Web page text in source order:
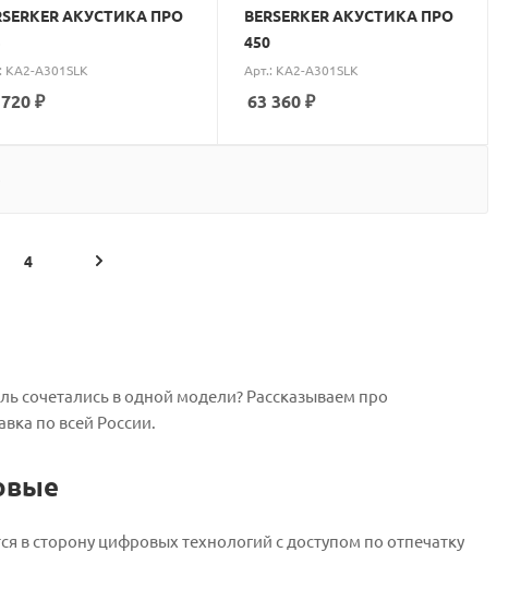
АКУСТИКА ПРО
KA2-A301SLK
₽
BERSERKER АКУСТИКА ПРО
450
Арт.: KA2-A301SLK
63 360₽
4
сочетались в одной модели? Рассказываем про
по всей России.
в сторону цифровых технологий с доступом по отпечатку